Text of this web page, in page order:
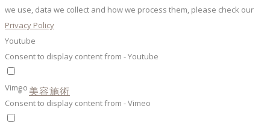
美容施術
we use, data we collect and how we process them, please check our
Privacy Policy
Youtube
Consent to display content from - Youtube
Vimeo
Consent to display content from - Vimeo